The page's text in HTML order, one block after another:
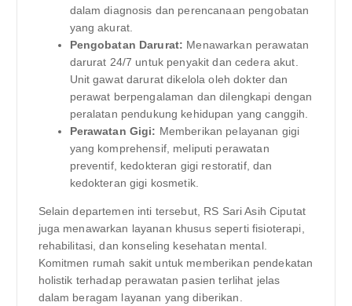
dalam diagnosis dan perencanaan pengobatan
yang akurat.
Pengobatan Darurat: Menawarkan perawatan
darurat 24/7 untuk penyakit dan cedera akut.
Unit gawat darurat dikelola oleh dokter dan
perawat berpengalaman dan dilengkapi dengan
peralatan pendukung kehidupan yang canggih.
Perawatan Gigi: Memberikan pelayanan gigi
yang komprehensif, meliputi perawatan
preventif, kedokteran gigi restoratif, dan
kedokteran gigi kosmetik.
Selain departemen inti tersebut, RS Sari Asih Ciputat
juga menawarkan layanan khusus seperti fisioterapi,
rehabilitasi, dan konseling kesehatan mental.
Komitmen rumah sakit untuk memberikan pendekatan
holistik terhadap perawatan pasien terlihat jelas
dalam beragam layanan yang diberikan.